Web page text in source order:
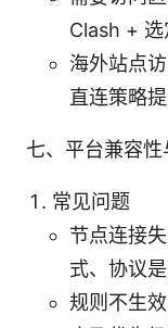
Clash +
海外站点
直连策略
七、平台兼容
常见问题
节点连接
式、协议
规则不生